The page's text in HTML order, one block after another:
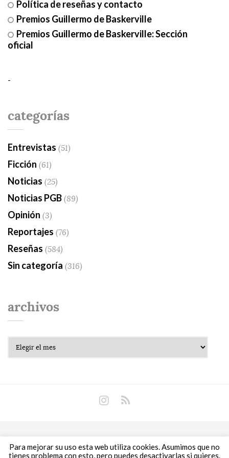
Política de reseñas y contacto
Premios Guillermo de Baskerville
Premios Guillermo de Baskerville: Sección
oficial
-
categorías
Entrevistas (51)
Ficción (61)
Noticias (25)
Noticias PGB(89)
Opinión (3)
Reportajes (76)
Reseñas (584)
Sin categoría (316)
archivos
Copyright © 2018 Libros Prohibidos •
Política de
privacidad
Para mejorar su uso esta web utiliza cookies. Asumimos que no
tienes problema con esto, pero puedes desactivarlas si quieres.